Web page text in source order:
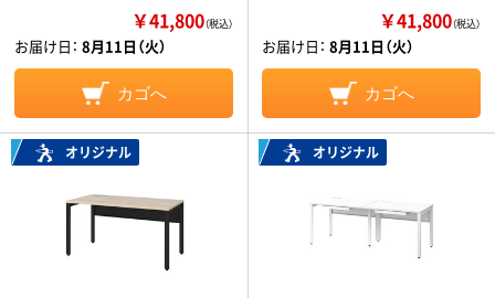
￥41,800（税込）
お届け日： 8月11日（火）
カゴへ
￥41,800（税込）
お届け日： 8月11日（火）
カゴへ
オリジナル オリジナル